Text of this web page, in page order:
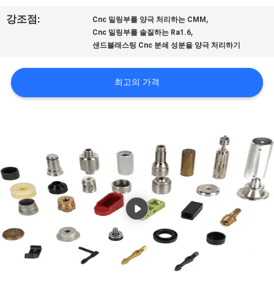
품
관
리
희
와
락
강조점: Cnc 밀링부를 양극 처리하는 CMM ,
Cnc 밀링부를 솔질하는 Ra1.6,
샌드블래스팅 Cnc 분쇄 성분을 양극 처리하기
최고의 가격